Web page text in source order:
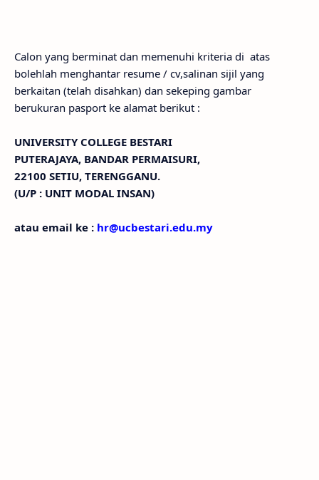
Calon yang berminat dan memenuhi kriteria di atas
bolehlah menghantar resume / cv,salinan sijil yang
berkaitan (telah disahkan) dan sekeping gambar
berukuran pasport ke alamat berikut :
UNIVERSITY COLLEGE BESTARI
PUTERAJAYA, BANDAR PERMAISURI,
22100 SETIU, TERENGGANU.
(U/P : UNIT MODAL INSAN)
atau email ke : hr@ucbestari.edu.my